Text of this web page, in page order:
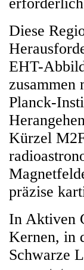
Diese
EHT-
zusammen
Planck-
Kürzel
präzise
In Aktiven
Kernen, in
Schwarze